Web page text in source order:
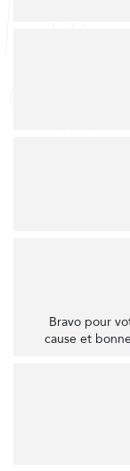
Bravo pour
cause et